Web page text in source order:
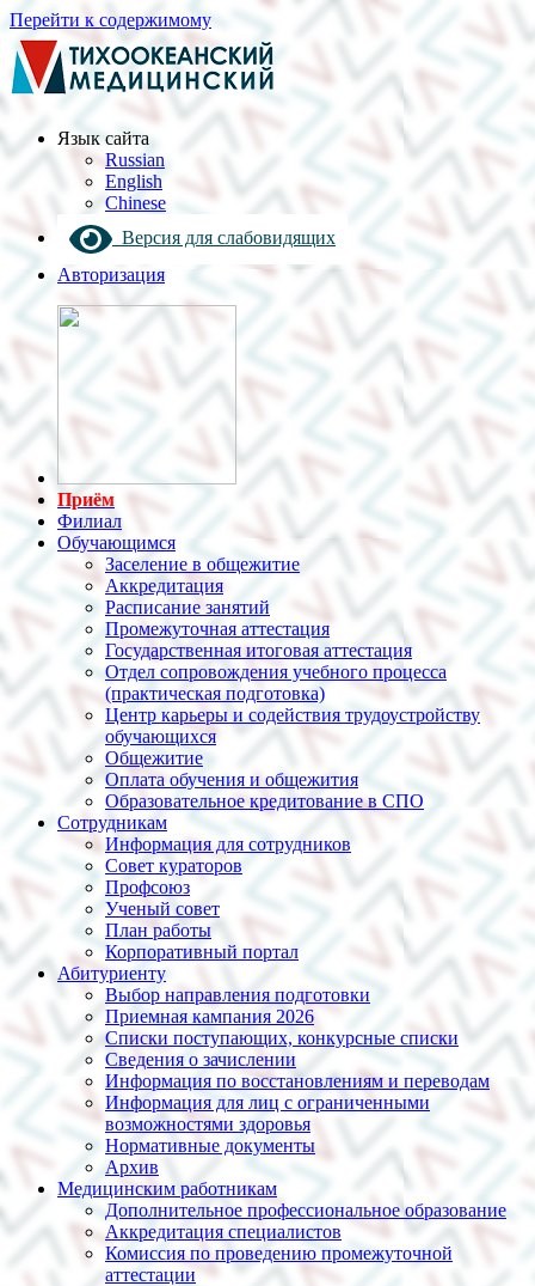
Перейти к содержимому
Язык cайта
Russian
English
Chinese
Версия для слабовидящих
Авторизация
Приём
Филиал
Обучающимся
Заселение в общежитие
Аккредитация
Расписание занятий
Промежуточная аттестация
Государственная итоговая аттестация
Отдел сопровождения учебного процесса
(практическая подготовка)
Центр карьеры и содействия трудоустройству
обучающихся
Общежитие
Оплата обучения и общежития
Образовательное кредитование в СПО
Сотрудникам
Информация для сотрудников
Совет кураторов
Профсоюз
Ученый совет
План работы
Корпоративный портал
Абитуриенту
Выбор направления подготовки
Приемная кампания 2026
Списки поступающих, конкурсные списки
Сведения о зачислении
Информация по восстановлениям и переводам
Информация для лиц с ограниченными
возможностями здоровья
Нормативные документы
Архив
Медицинским работникам
Дополнительное профессиональное образование
Аккредитация специалистов
Комиссия по проведению промежуточной
аттестации